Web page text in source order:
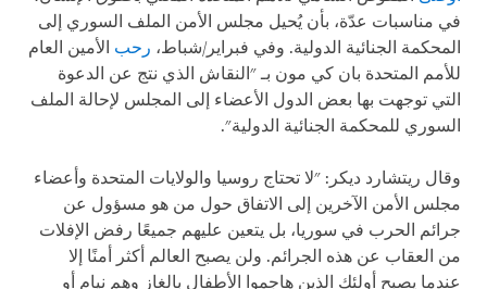
في مناسبات عدّة، بأن يُحيل مجلس الأمن الملف السوري إلى
المحكمة الجنائية الدولية. وفي فبراير/شباط، رحب الأمين العام
للأمم المتحدة بان كي مون بـ "النقاش الذي نتج عن الدعوة
التي توجهت بها بعض الدول الأعضاء إلى المجلس لإحالة الملف
السوري للمحكمة الجنائية الدولية".
وقال ريتشارد ديكر: "لا تحتاج روسيا والولايات المتحدة وأعضاء
مجلس الأمن الآخرين إلى الاتفاق حول من هو مسؤول عن
جرائم الحرب في سوريا، بل يتعين عليهم جميعًا رفض الإفلات
من العقاب عن هذه الجرائم. ولن يصبح العالم أكثر أمنًا إلا
عندما يصبح أولئك الذين هاجموا الأطفال بالغاز وهم نيام أو